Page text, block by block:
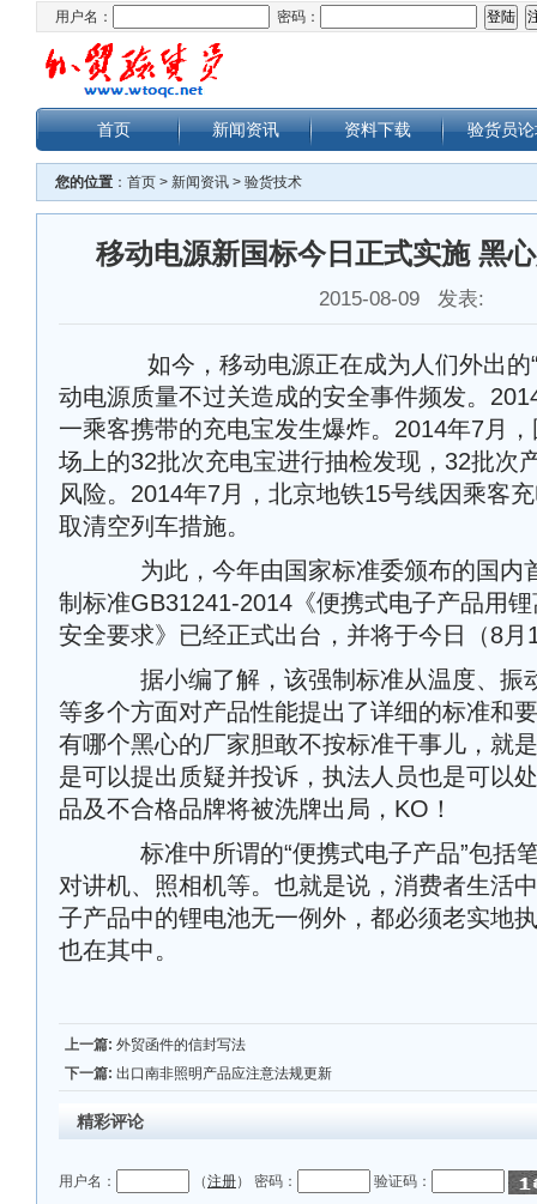
用户名： 密码：
首页 新闻资讯 资料下载 验货员
您的位置 ： 首页 > 新闻资讯 > 验货技术
移动电源新国标今日正式实施 黑
2015-08-09 发表:
如今，移动电源正在成为人们外出的“
动电源质量不过关造成的安全事件频发。
一乘客携带的充电宝发生爆炸。2014年7月
场上的32批次充电宝进行抽检发现，32批次
风险。2014年7月，北京地铁15号线因乘客
取清空列车措施。
为此，今年由国家标准委颁布的国内
制标准GB31241-2014《便携式电子产品用
安全要求》已经正式出台，并将于今日（8月
据小编了解，该强制标准从温度、振
等多个方面对产品性能提出了详细的标准和
有哪个黑心的厂家胆敢不按标准干事儿，就
是可以提出质疑并投诉，执法人员也是可以
品及不合格品牌将被洗牌出局，KO！
标准中所谓的“便携式电子产品”包括
对讲机、照相机等。也就是说，消费者生活
子产品中的锂电池无一例外，都必须老实地
也在其中。
上一篇: 外贸函件的信封写法
下一篇: 出口南非照明产品应注意法规更新
精彩评论
用户名： （注册） 密码： 验证码：